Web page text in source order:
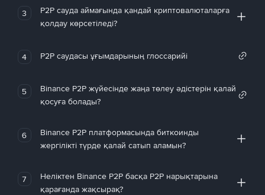
3
P2P сауда аймағында қандай криптовалюталарға
қолдау көрсетіледі?
4 P2P саудасы ұғымдарының глоссарийі
5
Binance P2P жүйесінде жаңа төлеу әдістерін қалай
қосуға болады?
6
Binance P2P платформасында биткоинды
жергілікті түрде қалай сатып аламын?
7
Неліктен Binance P2P басқа P2P нарықтарына
қарағанда жақсырақ?